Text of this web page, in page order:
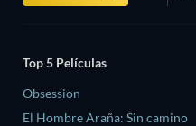
Top 5 Películas
Obsession
El Hombre Araña: Sin camino